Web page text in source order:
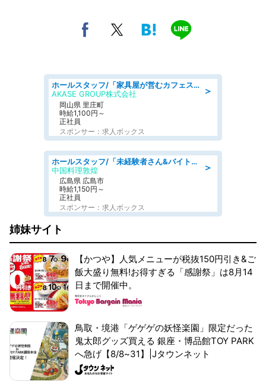
＞
ホールスタッフ/「家具屋が営むカフェスタッフ!」週2日～OK!嬉しいまかない付き/岡山県/浅口郡里庄町
AKASE GROUP株式会社
岡山県 里庄町
時給1,100円～
正社員
スポンサー：求人ボックス
＞
ホールスタッフ/「未経験者さん&バイトデビューも大歓迎」残業ほぼなし×1日3時間〜勤務OK!フォロー体制も充実/広島県/広島市南区
中国料理敦煌
広島県 広島市
時給1,150円～
正社員
スポンサー：求人ボックス
姉妹サイト
【かつや】人気メニューが税抜150円引き&ご
飯大盛り無料!お得すぎる「感謝祭」は8月14
日まで開催中。
鳥取・境港「ゲゲゲの妖怪楽園」限定だった
鬼太郎グッズ買える 銀座・博品館TOY PARK
へ急げ【8/8~31】|Jタウンネット